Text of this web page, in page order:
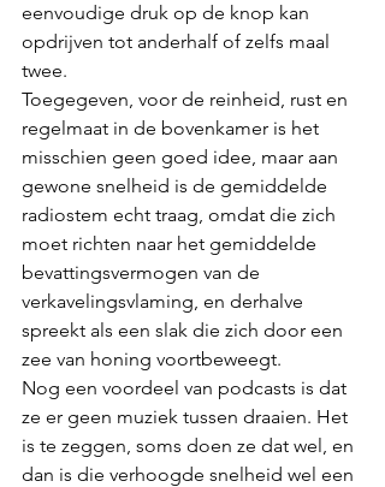
eenvoudige druk op de knop kan
opdrijven tot anderhalf of zelfs maal
twee.
Toegegeven, voor de reinheid, rust en
regelmaat in de bovenkamer is het
misschien geen goed idee, maar aan
gewone snelheid is de gemiddelde
radiostem echt traag, omdat die zich
moet richten naar het gemiddelde
bevattingsvermogen van de
verkavelingsvlaming, en derhalve
spreekt als een slak die zich door een
zee van honing voortbeweegt.
Nog een voordeel van podcasts is dat
ze er geen muziek tussen draaien. Het
is te zeggen, soms doen ze dat wel, en
dan is die verhoogde snelheid wel een